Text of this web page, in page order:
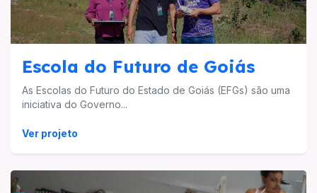
Escola do Futuro de Goiás
As Escolas do Futuro do Estado de Goiás (EFGs) são uma
iniciativa do Governo...
Ver projeto